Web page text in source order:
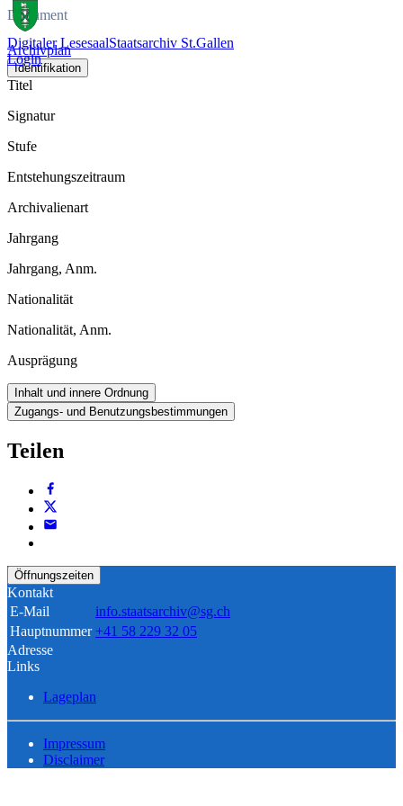
Digitaler LesesaalStaatsarchiv St.Gallen
Login
Dokument
Archivplan
Identifikation
Titel
Signatur
Stufe
Entstehungszeitraum
Archivalienart
Jahrgang
Jahrgang, Anm.
Nationalität
Nationalität, Anm.
Ausprägung
Inhalt und innere Ordnung
Zugangs- und Benutzungsbestimmungen
Teilen
Öffnungszeiten
Kontakt
E-Mail
info.staatsarchiv@sg.ch
Hauptnummer +41 58 229 32 05
Adresse
Links
Lageplan
Impressum
Disclaimer